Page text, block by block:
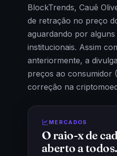
BlockTrends, Cauê
de retração no preço
aguardando por alguns
institucionais. Assim
anteriormente, a
preços ao consumidor
correção na
MERCADOS
O raio-x de
aberto a todos.